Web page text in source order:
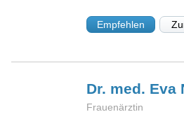
Empfehlen
Dr. med. Eva
Frauenärztin